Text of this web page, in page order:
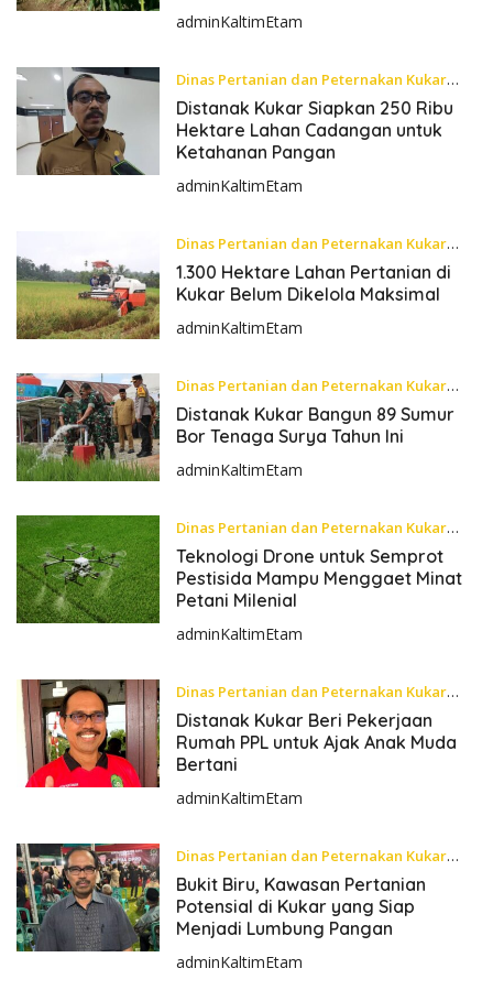
adminKaltimEtam
Dinas Pertanian dan Peternakan Kukar
Selasa, 26 November 2024
Distanak Kukar Siapkan 250 Ribu
Hektare Lahan Cadangan untuk
Ketahanan Pangan
adminKaltimEtam
Dinas Pertanian dan Peternakan Kukar
Senin, 25 November 2024
1.300 Hektare Lahan Pertanian di
Kukar Belum Dikelola Maksimal
adminKaltimEtam
Dinas Pertanian dan Peternakan Kukar
Sabtu, 23 November 2024
Distanak Kukar Bangun 89 Sumur
Bor Tenaga Surya Tahun Ini
adminKaltimEtam
Dinas Pertanian dan Peternakan Kukar
Jumat, 22 November 2024
Teknologi Drone untuk Semprot
Pestisida Mampu Menggaet Minat
Petani Milenial
adminKaltimEtam
Dinas Pertanian dan Peternakan Kukar
Kamis, 21 November 2024
Distanak Kukar Beri Pekerjaan
Rumah PPL untuk Ajak Anak Muda
Bertani
adminKaltimEtam
Dinas Pertanian dan Peternakan Kukar
Rabu, 20 November 2024
Bukit Biru, Kawasan Pertanian
Potensial di Kukar yang Siap
Menjadi Lumbung Pangan
adminKaltimEtam